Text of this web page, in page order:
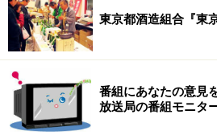
東京都酒造組合『東
番組にあなたの意見
放送局の番組モニタ